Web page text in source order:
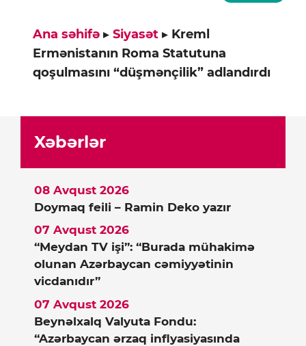
Ana səhifə ▸ Siyasət ▸ Kreml
Ermənistanın Roma Statutuna
qoşulmasını “düşmənçilik” adlandırdı
Xəbərlər
Doymaq feili – Ramin Deko yazır
08 Avqust 2026
“Meydan TV işi”: “Burada mühakimə
olunan Azərbaycan cəmiyyətinin
vicdanıdır”
07 Avqust 2026
Beynəlxalq Valyuta Fondu:
“Azərbaycan ərzaq inflyasiyasında
07 Avqust 2026